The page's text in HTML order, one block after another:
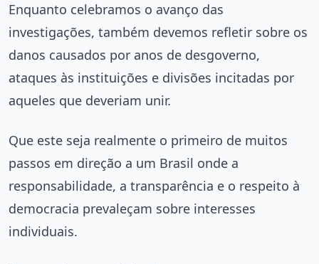
Enquanto celebramos o avanço das
investigações, também devemos refletir sobre os
danos causados por anos de desgoverno,
ataques às instituições e divisões incitadas por
aqueles que deveriam unir.
Que este seja realmente o primeiro de muitos
passos em direção a um Brasil onde a
responsabilidade, a transparência e o respeito à
democracia prevaleçam sobre interesses
individuais.